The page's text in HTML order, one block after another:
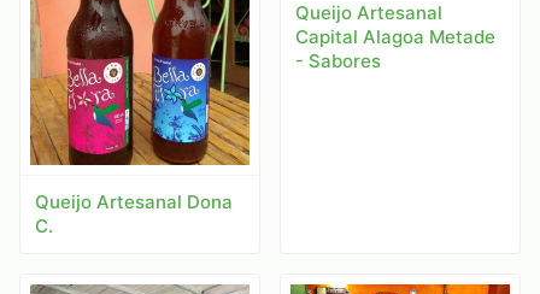
Queijo Artesanal Dona
C.
Queijo Artesanal
Capital Alagoa Metade
- Sabores